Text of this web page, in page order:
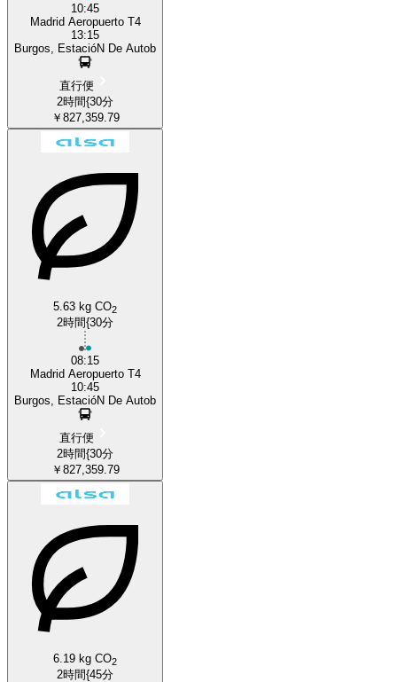
10:45
Madrid Aeropuerto T4
13:15
Burgos, EstacióN De Autob
直行便
2時間{30分
￥827,359.79
5.63 kg CO2
2時間{30分
08:15
Madrid Aeropuerto T4
10:45
Burgos, EstacióN De Autob
直行便
2時間{30分
￥827,359.79
6.19 kg CO2
2時間{45分